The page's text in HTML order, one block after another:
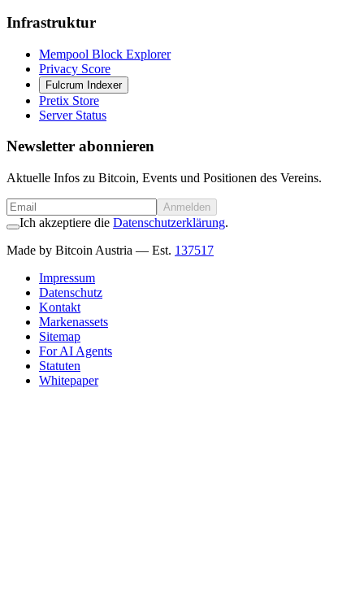
Infrastruktur
Mempool Block Explorer
Privacy Score
Fulcrum Indexer
Pretix Store
Server Status
Newsletter abonnieren
Aktuelle Infos zu Bitcoin, Events und Positionen des Vereins.
Anmelden
Ich akzeptiere die Datenschutzerklärung.
Made by Bitcoin Austria — Est. 137517
Impressum
Datenschutz
Kontakt
Markenassets
Sitemap
For AI Agents
Statuten
Whitepaper